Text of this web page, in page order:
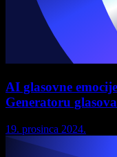
AI glasovne
Generatoru glasova
19. prosinca 2024.